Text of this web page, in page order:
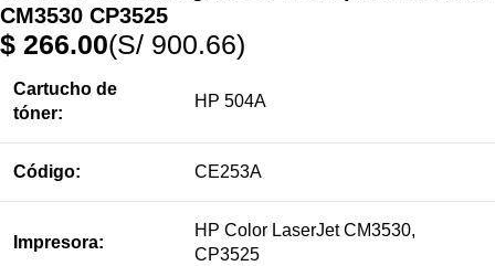
CM3530 CP3525
$ 266.00(S/ 900.66)
Cartucho de
tóner:
HP 504A
Código: CE253A
Impresora:
HP Color LaserJet CM3530,
CP3525